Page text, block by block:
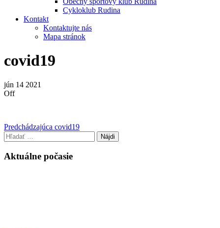
Cykloklub Rudina
Kontakt
Kontaktujte nás
Mapa stránok
covid19
jún 14 2021
Off
Navigácia
v
článku
Predchádzajúci
príspevok
Predchádzajúca covid19
Hľadať:
Aktuálne počasie